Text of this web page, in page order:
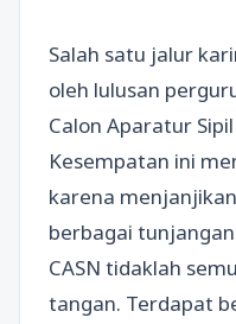
Salah satu jalur
oleh lulusan
Calon Aparatur
Kesempatan ini
karena
berbagai
CASN tidaklah
tangan. Terdapat